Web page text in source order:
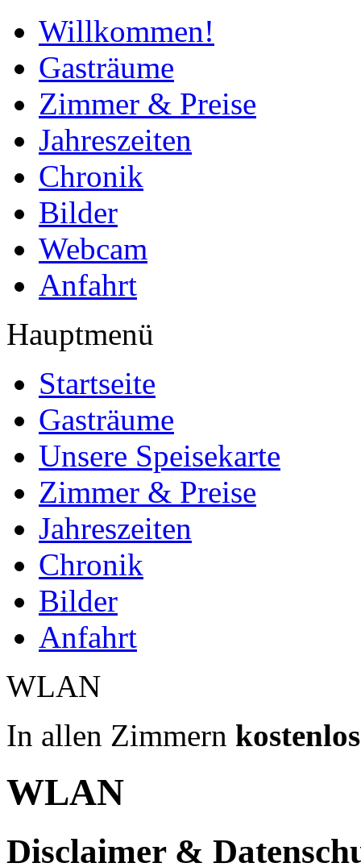
Willkommen!
Gasträume
Zimmer & Preise
Jahreszeiten
Chronik
Bilder
Webcam
Anfahrt
Hauptmenü
Startseite
Gasträume
Unsere Speisekarte
Zimmer & Preise
Jahreszeiten
Chronik
Bilder
Anfahrt
WLAN
In allen Zimmern kostenlos
WLAN
Disclaimer &